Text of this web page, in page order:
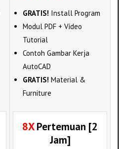
GRATIS! Install Program
Modul PDF + Video
Tutorial
Contoh Gambar Kerja
AutoCAD
GRATIS! Material &
Furniture
8XPertemuan [2
Jam]